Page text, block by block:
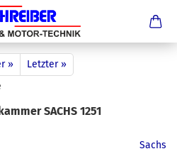
»
Letzter »
SACHS 1251
Sachs